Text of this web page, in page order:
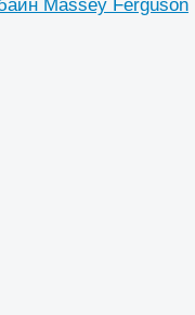
Massey Ferguson